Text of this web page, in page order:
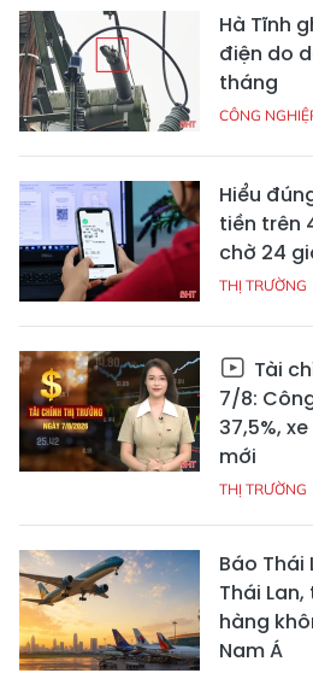
Hà Tĩnh
điện do
tháng
CÔNG
Hiểu
tiền trên
chờ 24
THỊ TRƯỜNG
Tài
7/8:
37,5%,
mới
THỊ TRƯỜNG
Báo Thái
Thái
hàng
Nam Á